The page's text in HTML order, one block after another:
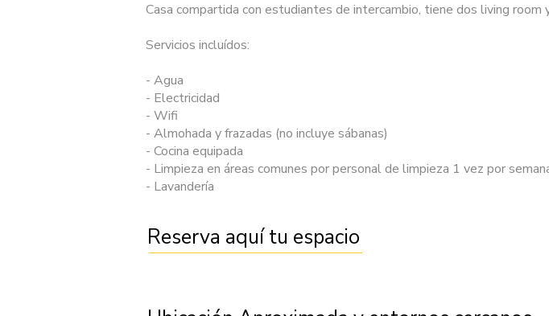
Casa compartida con estudiantes de intercambio, tiene dos living
Servicios incluídos:
- Agua
- Electricidad
- Wifi
- Almohada y frazadas (no incluye sábanas)
- Cocina equipada
- Limpieza en áreas comunes por personal de limpieza 1 vez por
- Lavandería
Reserva aquí tu espacio